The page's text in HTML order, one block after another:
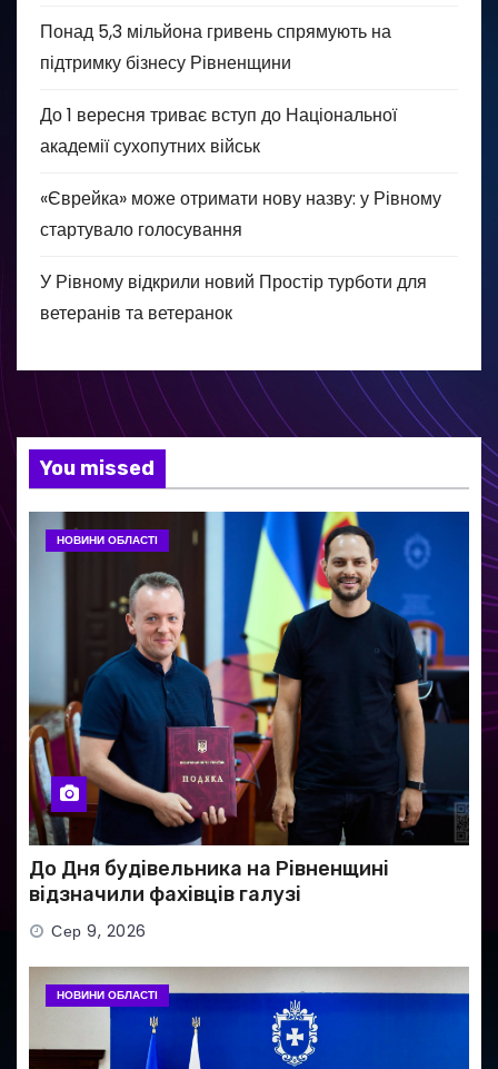
Понад 5,3 мільйона гривень спрямують на
підтримку бізнесу Рівненщини
До 1 вересня триває вступ до Національної
академії сухопутних військ
«Єврейка» може отримати нову назву: у Рівному
стартувало голосування
У Рівному відкрили новий Простір турботи для
ветеранів та ветеранок
You missed
НОВИНИ ОБЛАСТІ
До Дня будівельника на Рівненщині
відзначили фахівців галузі
Сер 9, 2026
НОВИНИ ОБЛАСТІ